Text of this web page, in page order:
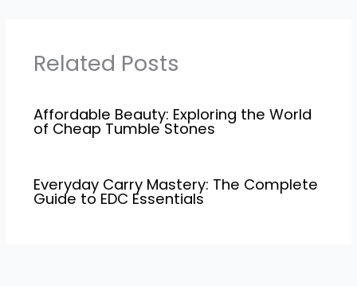
Related Posts
Affordable Beauty: Exploring the World
of Cheap Tumble Stones
Everyday Carry Mastery: The Complete
Guide to EDC Essentials